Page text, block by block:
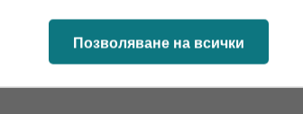
Позволяване на всички